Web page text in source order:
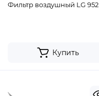
Фильтр воздушный LG 952
Купить